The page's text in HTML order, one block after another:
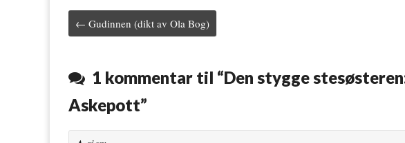
e
o
o
t
e
r
b
r
t
r
Post navigation
← Gudinnen (dikt av Ola Bog)
1 kommentar til “Den stygge
Askepott”